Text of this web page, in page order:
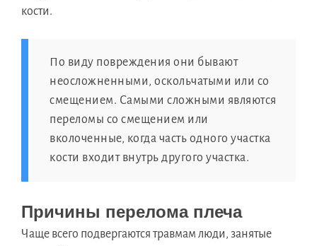
кости.
По виду повреждения они бывают
неосложненными, оскольчатыми или со
смещением. Самыми сложными являются
переломы со смещением или
вколоченные, когда часть одного участка
кости входит внутрь другого участка.
Причины перелома плеча
Чаще всего подвергаются травмам люди, занятые